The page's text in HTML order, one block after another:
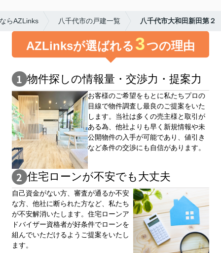
らAZLinks 八千代市の戸建一覧 八千代市大和田新田第２
AZLinksが選ばれる 3つの理由
物件探しの情報量・交渉⼒・提案⼒
お客様のご希望をもとに私たちプロの
目線で物件調査し最良のご提案をいた
します。当社は多くの売主様と取引が
ある為、他社よりも早く新規情報や未
公開物件の⼊手が可能であり、値引き
など条件の交渉にも自信があります。
住宅ローンが不安でも大丈夫
自⼰資⾦がない⽅、審査が通るか不安
な⽅、他社に断られた⽅など、私たち
が不安解消いたします。住宅ローンア
ドバイザー資格者が好条件でローンを
組んでいただけるようご提案をいたし
ます。